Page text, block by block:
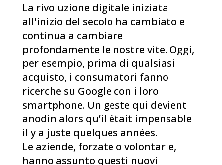
La rivoluzione digitale iniziata
all'inizio del secolo ha cambiato e
continua a cambiare
profondamente le nostre vite. Oggi,
per esempio, prima di qualsiasi
acquisto, i consumatori fanno
ricerche su Google con i loro
smartphone. Un geste qui devient
anodin alors qu’il était impensable
il y a juste quelques années.
Le aziende, forzate o volontarie,
hanno assunto questi nuovi